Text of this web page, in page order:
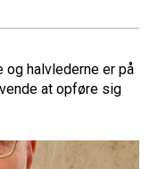
og halvlederne er på
at opføre sig